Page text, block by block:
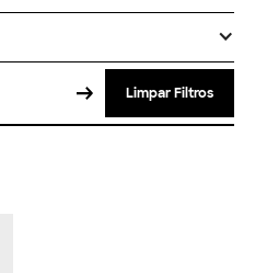
Limpar Filtros